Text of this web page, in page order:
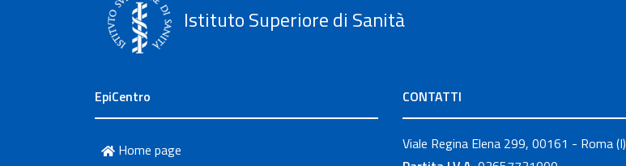
Istituto Superiore di Sanità
EpiCentro
Home page
CONTATTI
Viale Regina Elena 299, 00161 - Roma (I)